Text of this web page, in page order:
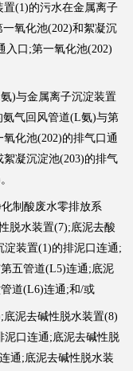
(1)的污水在金属离子
氧化池(202)和絮凝沉
入口;第一氧化池(202)
)与金属离子沉淀装置
气回风管道(L氨)与第
化池(202)的排气口通
凝沉淀池(203)的排气
制酸废水零排放系
脱水装置(7);底泥去酸
装置(1)的排泥口连通;
五管道(L5)连通;底泥
道(L6)连通;和/或
泥去碱性脱水装置(8)
泥口连通;底泥去碱性脱
通;底泥去碱性脱水装